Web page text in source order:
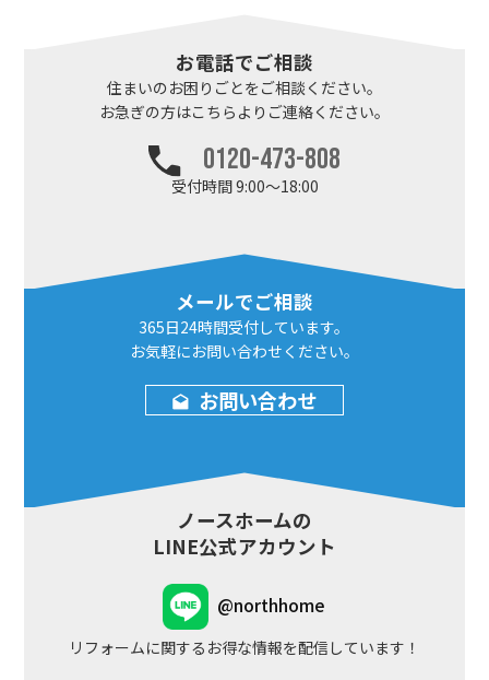
お電話でご相談
住まいのお困りごとをご相談ください。
お急ぎの方はこちらより ご連絡ください。
0120-473-808
受付時間 9:00～18:00
メールでご相談
365日24時間受付しています。
お気軽にお問い合わせ ください。
お問い合わせ
ノースホームの
LINE公式アカウント
@northhome
リフォームに関するお得な情報を配信しています！